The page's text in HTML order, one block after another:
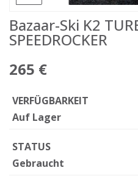
Bazaar-Ski K2
SPEEDROCKER
265 €
VERFÜGBARKEIT
Auf Lager
STATUS
Gebraucht